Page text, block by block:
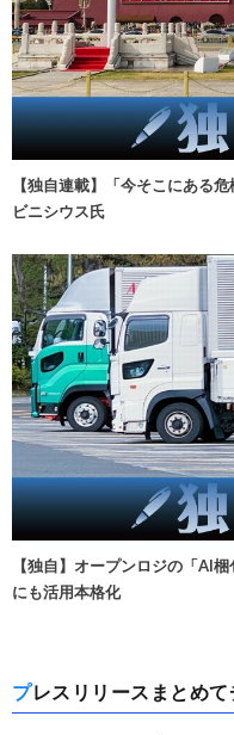
【独自連載】「今そこにある
ビニシウス氏
【独自】オープンロジの「AI
にも活用本格化
プレスリリースまとめ